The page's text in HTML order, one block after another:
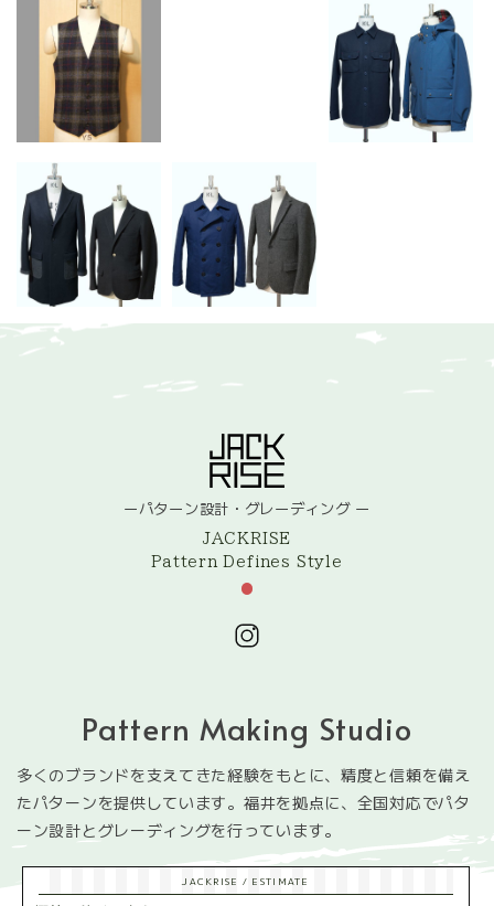
ーパターン設計・グレーディング ー
JACKRISE
Pattern Defines Style
Pattern Making Studio
多くのブランドを支えてきた経験をもとに、 精度と信頼を備え
たパターンを提供しています。 福井を拠点に、全国対応でパタ
ーン設計とグレーディングを行っています。
JACKRISE / ESTIMATE